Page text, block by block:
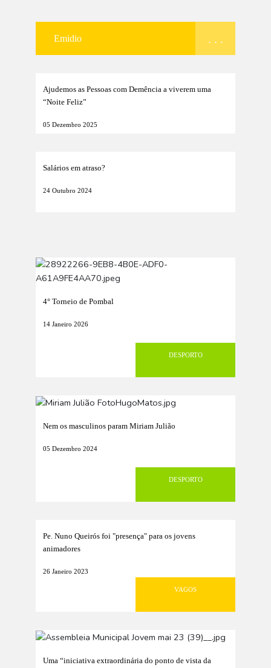
Emidio . . .
Ajudemos as Pessoas com Demência a viverem uma
“Noite Feliz”
05 Dezembro 2025
Salários em atraso?
24 Outubro 2024
4° Torneio de Pombal
14 Janeiro 2026
DESPORTO
Nem os masculinos param Miriam Julião
05 Dezembro 2024
DESPORTO
Pe. Nuno Queirós foi "presença" para os jovens
animadores
26 Janeiro 2023
VAGOS
Uma “iniciativa extraordinária do ponto de vista da